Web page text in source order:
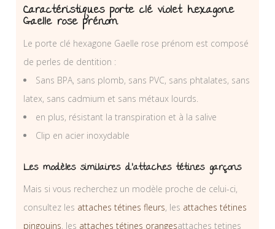
Caractéristiques porte clé violet hexagone
Gaelle rose prénom
Le porte clé hexagone Gaelle rose prénom est composé
de perles de dentition :
Sans BPA, sans plomb, sans PVC, sans phtalates, sans
latex, sans cadmium et sans métaux lourds.
en plus, résistant la transpiration et à la salive
Clip en acier inoxydable
Les modèles similaires d’attaches tétines garçons
Mais si vous recherchez un modèle proche de celui-ci,
consultez les attaches tétines fleurs, les attaches tétines
pingouins, les attaches tétines orangesattaches tetines